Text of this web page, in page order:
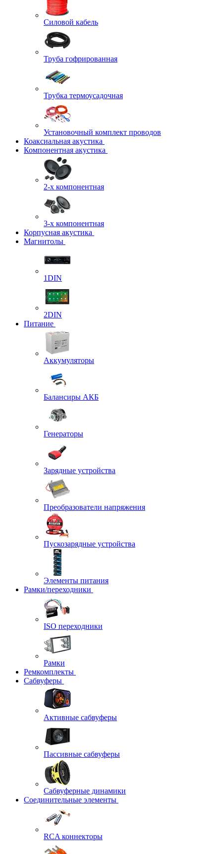
Силовой кабель
Труба гофрированная
Трубка термоусадочная
Установочный комплект проводов
Коаксиальная акустика
Компонентная акустика
2-х компонентная
3-х компонентная
Корпусная акустика
Магнитолы
1DIN
2DIN
Питание
Аккумуляторы
Балансиры АКБ
Генераторы
Зарядные устройства
Преобразователи напряжения
Пускозарядные устройства
Элементы питания
Рамки/переходники
ISO переходники
Рамки
Ремкомплекты
Сабвуферы
Активные сабвуферы
Пассивные сабвуферы
Сабвуферные динамики
Соединительные элементы
RCA коннекторы